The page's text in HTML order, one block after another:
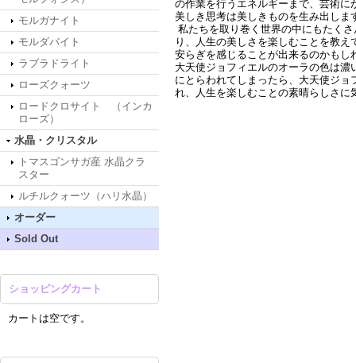
モルガナイト
モルダバイト
ラブラドライト
ローズクォーツ
ロードクロサイト （インカ
ローズ）
水晶・クリスタル
トマスゴンサガ産 水晶クラ
スター
ルチルクォーツ（ハリ水晶）
オーダー
Sold Out
ショッピングカート
カートは空です。
の作業を行うエネルギーまで、芸術
美しき思考は美しきものを生み出しま
私たちを取り巻く世界の中にもたく
り、人生の美しさを楽しむことを教
安らぎを感じることが出来るのかもし
大天使ジョフィエルのオーラの色は
にとらわれてしまったら、大天使ジ
れ、人生を楽しむことの素晴らしさに